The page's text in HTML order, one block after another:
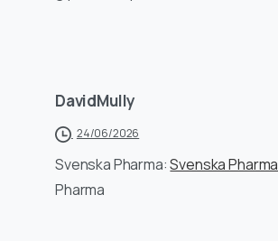
DavidMully
24/06/2026
Svenska Pharma:Svenska Pharma
Pharma